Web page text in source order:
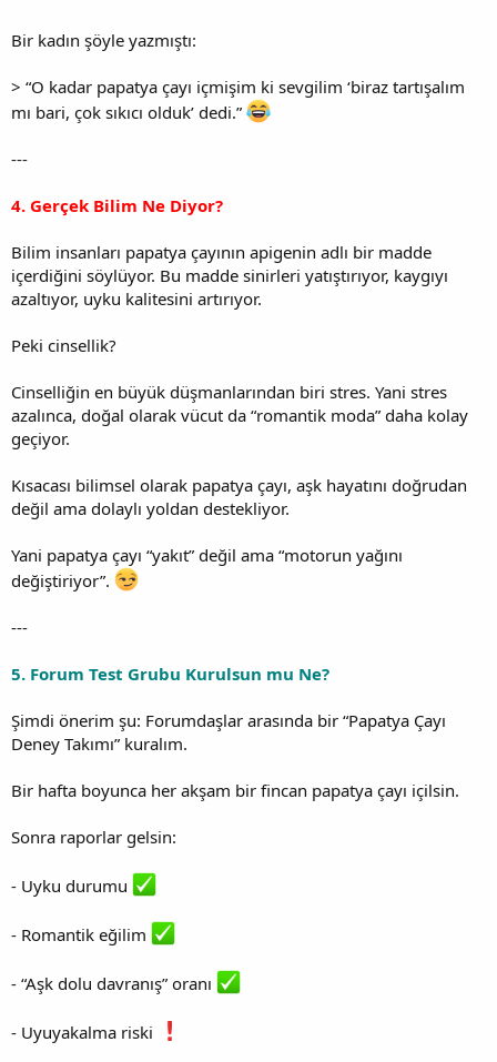
Bir kadın şöyle yazmıştı:
> “O kadar papatya çayı içmişim ki sevgilim ‘biraz tartışalım
mı bari, çok sıkıcı olduk’ dedi.”
---
4. Gerçek Bilim Ne Diyor?
Bilim insanları papatya çayının apigenin adlı bir madde
içerdiğini söylüyor. Bu madde sinirleri yatıştırıyor, kaygıyı
azaltıyor, uyku kalitesini artırıyor.
Peki cinsellik?
Cinselliğin en büyük düşmanlarından biri stres. Yani stres
azalınca, doğal olarak vücut da “romantik moda” daha kolay
geçiyor.
Kısacası bilimsel olarak papatya çayı, aşk hayatını doğrudan
değil ama dolaylı yoldan destekliyor.
Yani papatya çayı “yakıt” değil ama “motorun yağını
değiştiriyor”.
---
5. Forum Test Grubu Kurulsun mu Ne?
Şimdi önerim şu: Forumdaşlar arasında bir “Papatya Çayı
Deney Takımı” kuralım.
Bir hafta boyunca her akşam bir fincan papatya çayı içilsin.
Sonra raporlar gelsin:
- Uyku durumu
- Romantik eğilim
- “Aşk dolu davranış” oranı
- Uyuyakalma riski